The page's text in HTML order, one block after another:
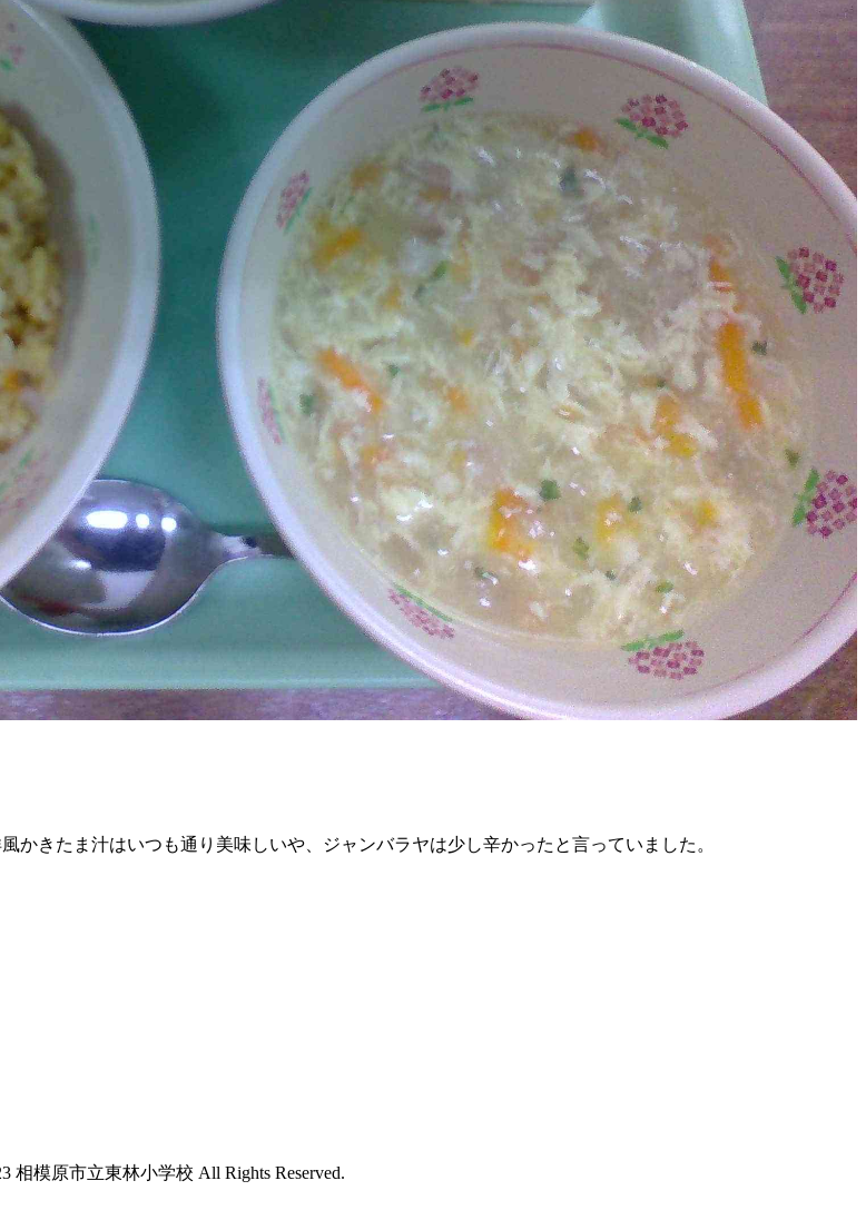
きたま汁はいつも通り美味しいや、ジャンバラヤは少し辛かったと言っていました。
相模原市立東林小学校 All Rights Reserved.